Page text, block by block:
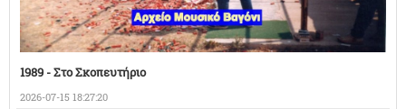
1989 - Στο Σκοπευτήριο
2026-07-15 18:27:20